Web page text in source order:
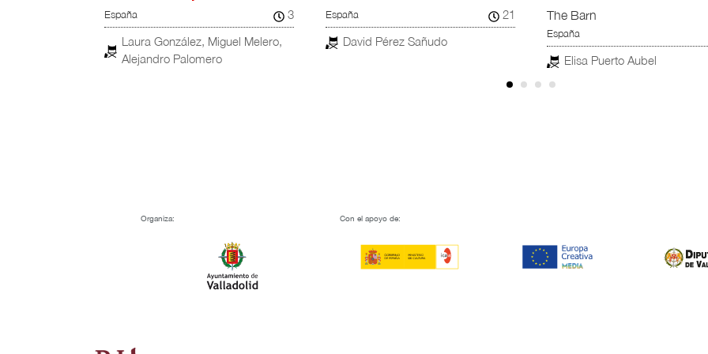
España
7
Francisco Hervada
España
70
Eduardo Margareto
España
Enrique García-Vázquez
Organiza: Con el apoyo de: